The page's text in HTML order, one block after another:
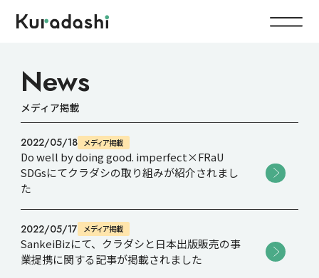
Top
Service
Food
Energy
Impact
Company
IR
News
メディア掲載
2022/05/18 メディア掲載
Do well by doing good. imperfect×FRaU
SDGsにてクラダシの取り組みが紹介されまし
た
2022/05/17 メディア掲載
SankeiBizにて、クラダシと日本出版販売の事
業提携に関する記事が掲載されました